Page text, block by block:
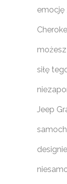
emocję
siłę
Jeep